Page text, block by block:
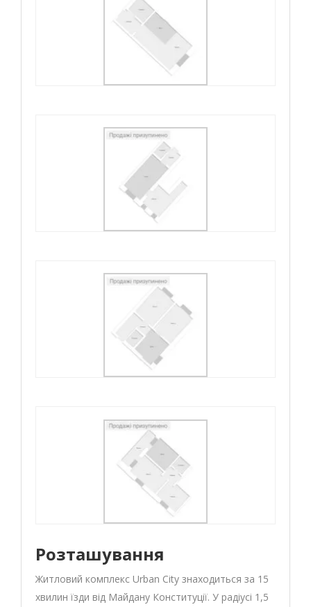
Розташування
Житловий комплекс Urban City знаходиться за 15
хвилин їзди від Майдану Конституції. У радіусі 1,5